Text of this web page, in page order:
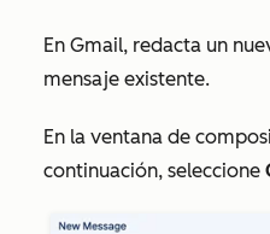
En Gmail, redacta un
mensaje existente.
En la ventana de
continuación, seleccione